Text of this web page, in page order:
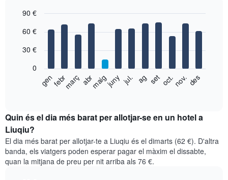
chart
12
següent
el
preu
mitjà
d'una
habitació
per
graphic.
genfebrmarçabrmaigjuny jul. ag setoct.nov.des
0
30 €
60 €
90 €
Quin és el dia més barat per allotjar-se en un hotel a
Liuqiu?
El dia més barat per allotjar-te a Liuqiu és el dimarts (62 €). D'altra
banda, els viatgers poden esperar pagar el màxim el dissabte,
quan la mitjana de preu per nit arriba als 76 €.